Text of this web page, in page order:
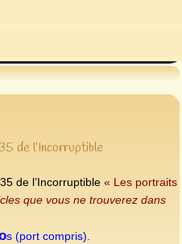
de l’Incorruptible
de l’Incorruptible « Les portraits
que vous ne trouverez dans
s (port compris).